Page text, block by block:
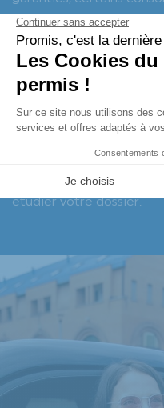
couverture : pneus,
courroies, disques de
constructeur en cas de
voiture sans permis ou
l’entretien. Nos
étudier votre dossier.